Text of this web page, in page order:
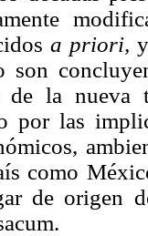
a priori,
son
de la nueva
por las
como
de origen